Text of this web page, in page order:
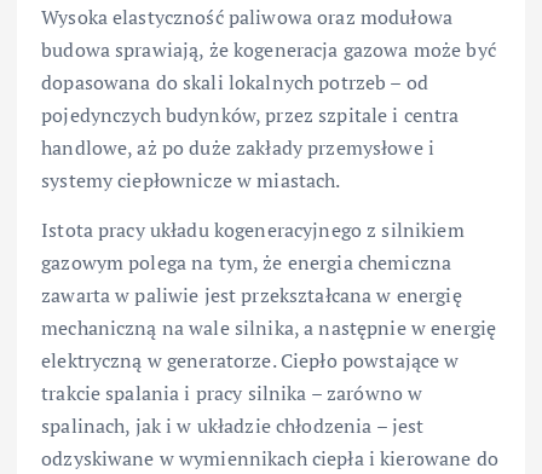
Wysoka elastyczność paliwowa oraz modułowa
budowa sprawiają, że kogeneracja gazowa może być
dopasowana do skali lokalnych potrzeb – od
pojedynczych budynków, przez szpitale i centra
handlowe, aż po duże zakłady przemysłowe i
systemy ciepłownicze w miastach.
Istota pracy układu kogeneracyjnego z silnikiem
gazowym polega na tym, że energia chemiczna
zawarta w paliwie jest przekształcana w energię
mechaniczną na wale silnika, a następnie w energię
elektryczną w generatorze. Ciepło powstające w
trakcie spalania i pracy silnika – zarówno w
spalinach, jak i w układzie chłodzenia – jest
odzyskiwane w wymiennikach ciepła i kierowane do